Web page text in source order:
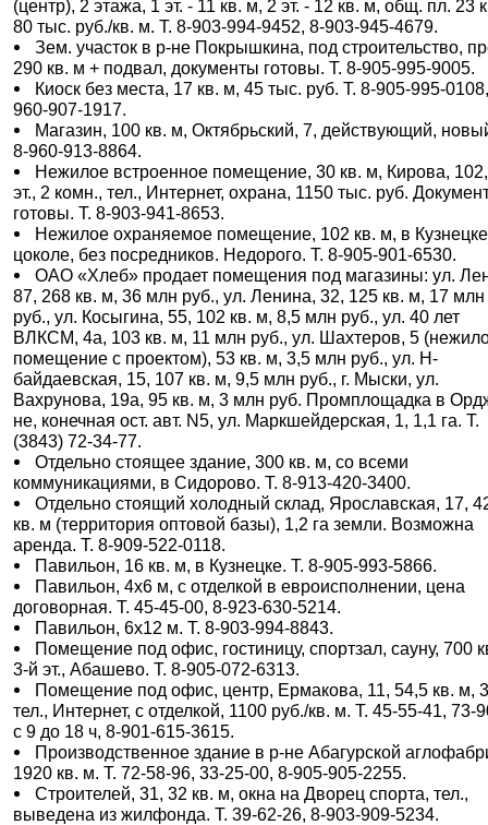
(центр), 2 этажа, 1 эт. - 11 кв. м, 2 эт. - 12 кв. м, общ. пл. 23
80 тыс. руб./кв. м. Т. 8-903-994-9452, 8-903-945-4679.
Зем. участок в р-не Покрышкина, под строительство,
290 кв. м + подвал, документы готовы. Т. 8-905-995-9005.
Киоск без места, 17 кв. м, 45 тыс. руб. Т. 8-905-995-
960-907-1917.
Магазин, 100 кв. м, Октябрьский, 7, действующий,
8-960-913-8864.
Нежилое встроенное помещение, 30 кв. м, Кирова,
эт., 2 комн., тел., Интернет, охрана, 1150 тыс. руб.
готовы. Т. 8-903-941-8653.
Нежилое охраняемое помещение, 102 кв. м, в
цоколе, без посредников. Недорого. Т. 8-905-901-6530.
ОАО «Хлеб» продает помещения под магазины: ул.
87, 268 кв. м, 36 млн руб., ул. Ленина, 32, 125 кв. м, 17 млн
руб., ул. Косыгина, 55, 102 кв. м, 8,5 млн руб., ул. 40 лет
ВЛКСМ, 4а, 103 кв. м, 11 млн руб., ул. Шахтеров, 5
помещение с проектом), 53 кв. м, 3,5 млн руб., ул. Н-
байдаевская, 15, 107 кв. м, 9,5 млн руб., г. Мыски, ул.
Вахрунова, 19а, 95 кв. м, 3 млн руб. Промплощадка в
не, конечная ост. авт. N5, ул. Маркшейдерская, 1, 1,1 га. Т.
(3843) 72-34-77.
Отдельно стоящее здание, 300 кв. м, со всеми
коммуникациями, в Сидорово. Т. 8-913-420-3400.
Отдельно стоящий холодный склад, Ярославская, 17,
кв. м (территория оптовой базы), 1,2 га земли. Возможна
аренда. Т. 8-909-522-0118.
Павильон, 16 кв. м, в Кузнецке. Т. 8-905-993-5866.
Павильон, 4х6 м, с отделкой в евроисполнении, цена
договорная. Т. 45-45-00, 8-923-630-5214.
Павильон, 6х12 м. Т. 8-903-994-8843.
Помещение под офис, гостиницу, спортзал, сауну, 700
3-й эт., Абашево. Т. 8-905-072-6313.
Помещение под офис, центр, Ермакова, 11, 54,5 кв. м, 3
тел., Интернет, с отделкой, 1100 руб./кв. м. Т. 45-55-41, 73-
с 9 до 18 ч, 8-901-615-3615.
Производственное здание в р-не Абагурской
1920 кв. м. Т. 72-58-96, 33-25-00, 8-905-905-2255.
Строителей, 31, 32 кв. м, окна на Дворец спорта, тел.,
выведена из жилфонда. Т. 39-62-26, 8-903-909-5234.